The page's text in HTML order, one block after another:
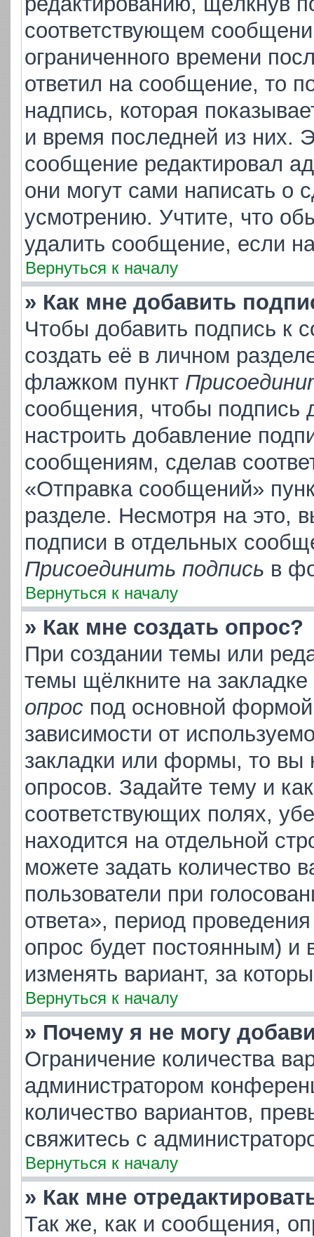
соответствующем
ограниченного времени
ответил на сообщение, то
надпись, которая
и время последней из них.
сообщение редактировал
они могут сами написать о
усмотрению. Учтите, что
удалить сообщение, если
Вернуться к началу
» Как мне добавить
Чтобы добавить подпись к
создать её в личном
флажком пункт
сообщения, чтобы подпись
настроить добавление
сообщениям, сделав
«Отправка сообщений»
разделе. Несмотря на это,
подписи в отдельных
Присоединить подпись в
Вернуться к началу
» Как мне создать опрос?
При создании темы или
темы щёлкните на
опрос под основной
зависимости от
закладки или формы, то вы
опросов. Задайте тему и
соответствующих полях,
находится на отдельной
можете задать количество
пользователи при
ответа», период
опрос будет постоянным) и
изменять вариант, за
Вернуться к началу
» Почему я не могу
Ограничение количества
администратором
количество вариантов,
свяжитесь с
Вернуться к началу
» Как мне
Так же, как и сообщения,